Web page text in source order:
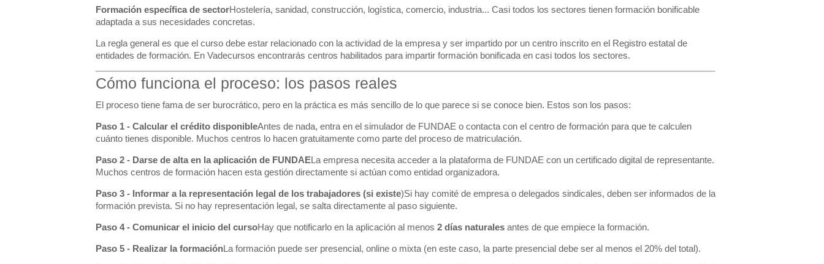
Formación específica de sectorHostelería, sanidad, construcción, logística, comercio, industria... Casi todos los sectores tienen formación bonificable
adaptada a sus necesidades concretas.
La regla general es que el curso debe estar relacionado con la actividad de la empresa y ser impartido por un centro inscrito en el Registro estatal de
entidades de formación. En Vadecursos encontrarás centros habilitados para impartir formación bonificada en casi todos los sectores.
Cómo funciona el proceso: los pasos reales
El proceso tiene fama de ser burocrático, pero en la práctica es más sencillo de lo que parece si se conoce bien. Estos son los pasos:
Paso 1 - Calcular el crédito disponibleAntes de nada, entra en el simulador de FUNDAE o contacta con el centro de formación para que te calculen
cuánto tienes disponible. Muchos centros lo hacen gratuitamente como parte del proceso de matriculación.
Paso 2 - Darse de alta en la aplicación de FUNDAELa empresa necesita acceder a la plataforma de FUNDAE con un certificado digital de representante.
Muchos centros de formación hacen esta gestión directamente si actúan como entidad organizadora.
Paso 3 - Informar a la representación legal de los trabajadores (si existe)Si hay comité de empresa o delegados sindicales, deben ser informados de la
formación prevista. Si no hay representación legal, se salta directamente al paso siguiente.
Paso 4 - Comunicar el inicio del cursoHay que notificarlo en la aplicación al menos 2 días naturalesantes de que empiece la formación.
Paso 5 - Realizar la formaciónLa formación puede ser presencial, online o mixta (en este caso, la parte presencial debe ser al menos el 20% del total).